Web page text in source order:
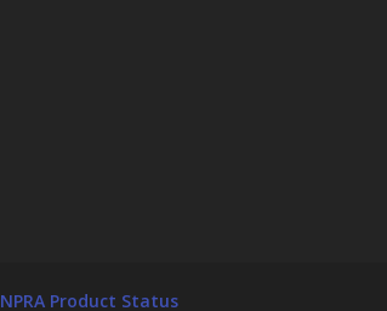
NPRA Product Status